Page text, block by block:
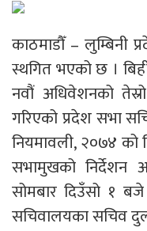
काठमाडौँ – लुम्बिनी
स्थगित भएको छ ।
नवौं अधिवेशनको
गरिएको प्रदेश सभा
नियमावली, २०७४ को
सभामुखको
सोमबार दिउँसो १
सचिवालयका सचिव